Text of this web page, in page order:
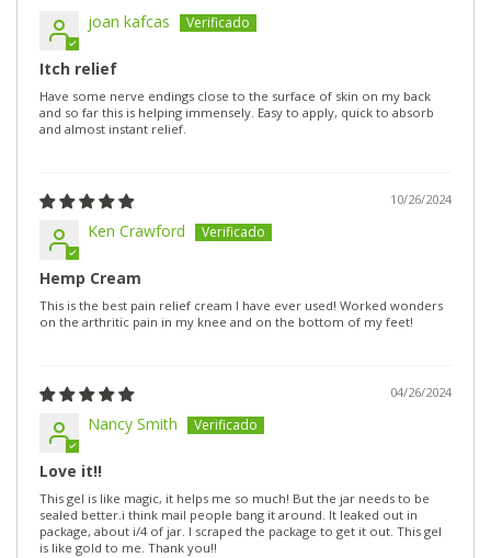
joan kafcas
Itch relief
Have some nerve endings close to the surface of skin on my back
and so far this is helping immensely. Easy to apply, quick to absorb
and almost instant relief.
10/26/2024
Ken Crawford
Hemp Cream
This is the best pain relief cream I have ever used! Worked wonders
on the arthritic pain in my knee and on the bottom of my feet!
04/26/2024
Nancy Smith
Love it!!
This gel is like magic, it helps me so much! But the jar needs to be
sealed better.i think mail people bang it around. It leaked out in
package, about i/4 of jar. I scraped the package to get it out. This gel
is like gold to me. Thank you!!